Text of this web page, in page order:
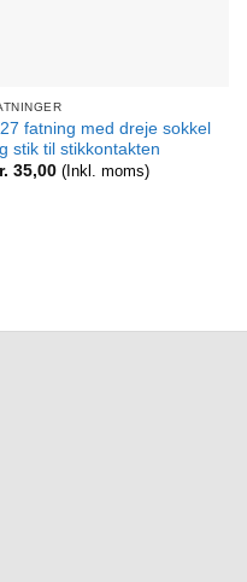
fatning med dreje sokkel
stik til stikkontakten
35,00(Inkl. moms)